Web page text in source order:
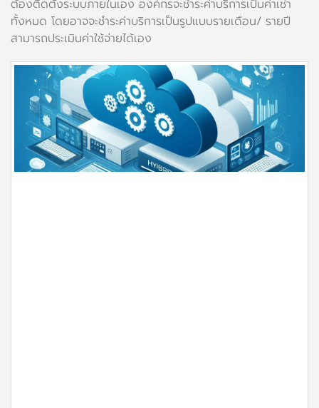
ต้องติดตั้งระบบภายในเอง องค์กรจะชำระค่าบริการเป็นค่าเช่า
ทั้งหมด โดยอาจจะชำระค่าบริการเป็นรูปแบบรายเดือน/ รายปี
สามารถประเมินค่าใช้จ่ายได้เอง